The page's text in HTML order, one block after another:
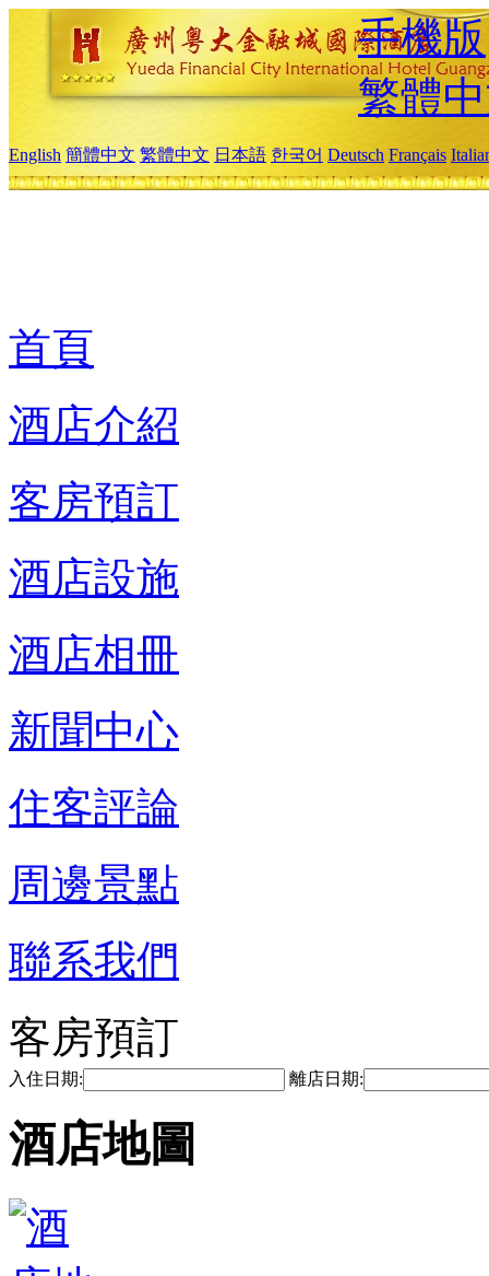
手機版
繁體
English 簡體中文 繁體中文 日本語 한국어 Deutsch Français
首頁
酒店介紹
客房預訂
酒店設施
酒店相冊
新聞中心
住客評論
周邊景點
聯系我們
客房預訂
入住日期: 離店日期:
酒店地圖